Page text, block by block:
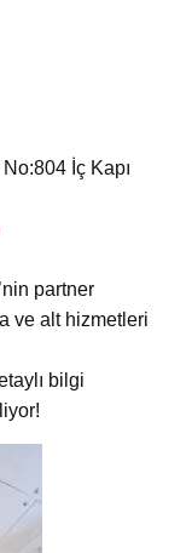
İç Kapı
partner
ve alt hizmetleri
bilgi